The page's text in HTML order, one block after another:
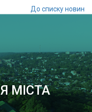
До списку новин
МІСТА